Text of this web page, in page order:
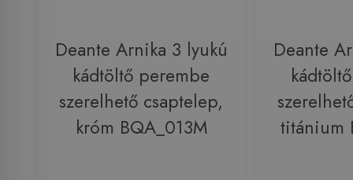
Deante Arnika 3 lyukú
kádtöltő perembe
szerelhető csaptelep,
króm BQA_013M
Deante
titánium